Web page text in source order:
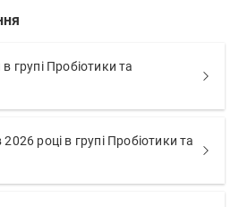
групі Пробіотики та
році в групі Пробіотики та